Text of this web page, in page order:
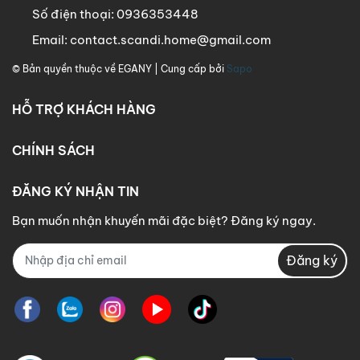
Số điện thoại: 0936353448
Email: contact.scandi.home@gmail.com
© Bản quyền thuộc về EGANY | Cung cấp bởi Sapo
HỖ TRỢ KHÁCH HÀNG
CHÍNH SÁCH
ĐĂNG KÝ NHẬN TIN
Bạn muốn nhận khuyến mãi đặc biệt? Đăng ký ngay.
Đăng ký